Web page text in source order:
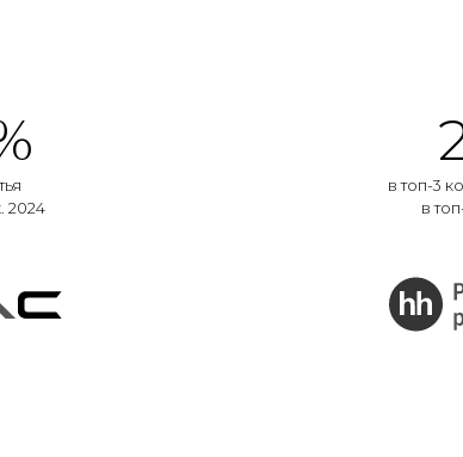
2024
в топ-3
в